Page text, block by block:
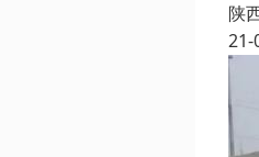
陕
21-